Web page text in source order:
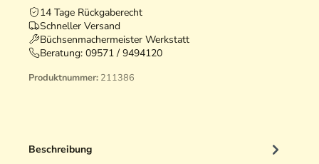
14 Tage Rückgaberecht
Schneller Versand
Büchsenmachermeister Werkstatt
Beratung: 09571 / 9494120
Produktnummer: 211386
Beschreibung